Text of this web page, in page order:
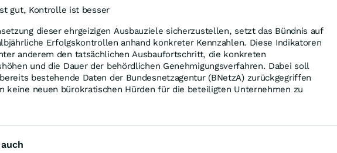
gut, Kontrolle ist besser
dieser ehrgeizigen Ausbauziele sicherzustellen, setzt das Bündnis auf
Erfolgskontrollen anhand konkreter Kennzahlen. Diese Indikatoren
anderem den tatsächlichen Ausbaufortschritt, die konkreten
und die Dauer der behördlichen Genehmigungsverfahren. Dabei soll
bestehende Daten der Bundesnetzagentur (BNetzA) zurückgegriffen
keine neuen bürokratischen Hürden für die beteiligten Unternehmen zu